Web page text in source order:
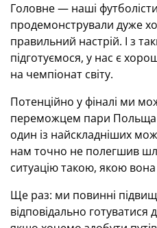
Головне — наші
продемонстрували дуже
правильний настрій. І з
підготуємося, у нас є
на чемпіонат світу.
Потенційно у фіналі ми
переможцем пари
один із найскладніших
нам точно не полегшив
ситуацію такою, якою вона
Ще раз: ми повинні
відповідально